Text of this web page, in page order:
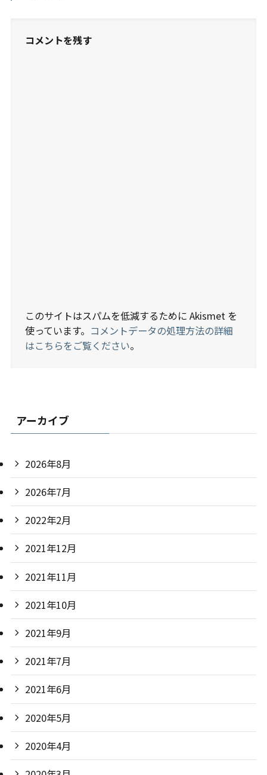
コメントを残す
このサイトはスパムを低減するために Akismet を
使っています。 コメントデータの処理方法の詳細
はこちらをご覧ください。
アーカイブ
2026年8月
2026年7月
2022年2月
2021年12月
2021年11月
2021年10月
2021年9月
2021年7月
2021年6月
2020年5月
2020年4月